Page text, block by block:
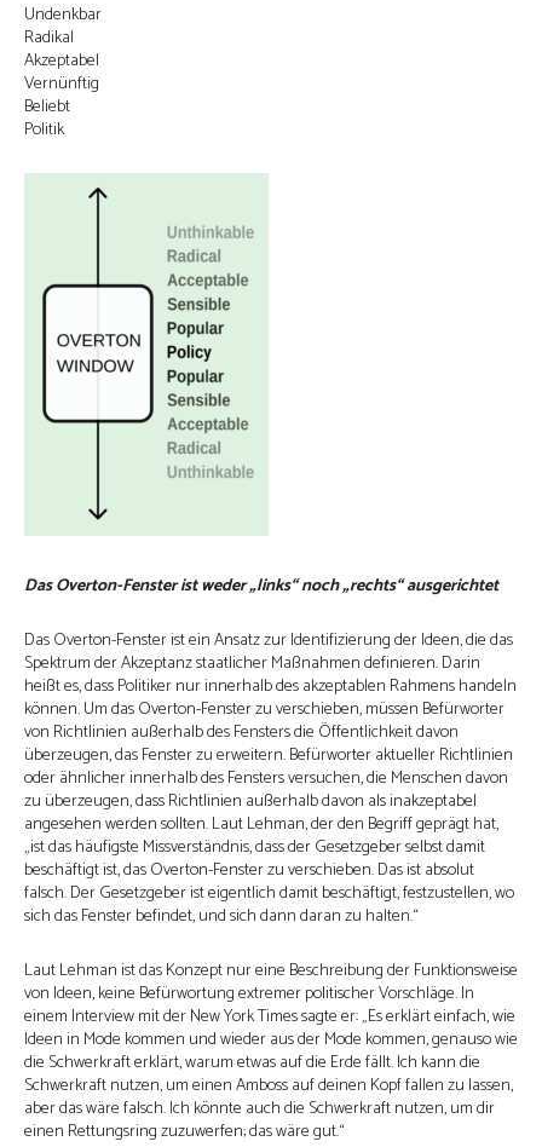
Undenkbar
Radikal
Akzeptabel
Vernünftig
Beliebt
Politik
Das Overton-Fenster ist weder „links“ noch „rechts“ ausgerichtet
Das Overton-Fenster ist ein Ansatz zur Identifizierung der Ideen, die das
Spektrum der Akzeptanz staatlicher Maßnahmen definieren. Darin
heißt es, dass Politiker nur innerhalb des akzeptablen Rahmens handeln
können. Um das Overton-Fenster zu verschieben, müssen Befürworter
von Richtlinien außerhalb des Fensters die Öffentlichkeit davon
überzeugen, das Fenster zu erweitern. Befürworter aktueller Richtlinien
oder ähnlicher innerhalb des Fensters versuchen, die Menschen davon
zu überzeugen, dass Richtlinien außerhalb davon als inakzeptabel
angesehen werden sollten. Laut Lehman, der den Begriff geprägt hat,
„ist das häufigste Missverständnis, dass der Gesetzgeber selbst damit
beschäftigt ist, das Overton-Fenster zu verschieben. Das ist absolut
falsch. Der Gesetzgeber ist eigentlich damit beschäftigt, festzustellen, wo
sich das Fenster befindet, und sich dann daran zu halten.“
Laut Lehman ist das Konzept nur eine Beschreibung der Funktionsweise
von Ideen, keine Befürwortung extremer politischer Vorschläge. In
einem Interview mit der New York Times sagte er: „Es erklärt einfach, wie
Ideen in Mode kommen und wieder aus der Mode kommen, genauso wie
die Schwerkraft erklärt, warum etwas auf die Erde fällt. Ich kann die
Schwerkraft nutzen, um einen Amboss auf deinen Kopf fallen zu lassen,
aber das wäre falsch. Ich könnte auch die Schwerkraft nutzen, um dir
einen Rettungsring zuzuwerfen; das wäre gut.“